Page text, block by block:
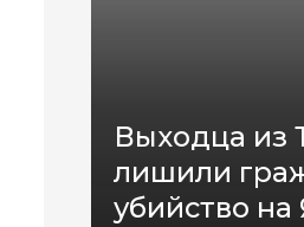
Выходца из
лишили
убийство